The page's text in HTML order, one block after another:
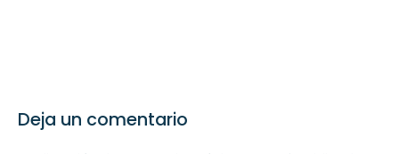
Deja un comentario